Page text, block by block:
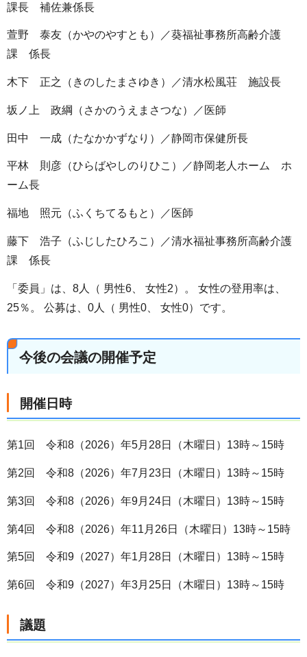
課長 補佐兼係長
萱野 泰友（かやのやすとも）／葵福祉事務所高齢介護
課 係長
木下 正之（きのしたまさゆき）／清水松風荘 施設長
坂ノ上 政綱（さかのうえまさつな）／医師
田中 一成（たなかかずなり）／静岡市保健所長
平林 則彦（ひらばやしのりひこ）／静岡老人ホーム ホ
ーム長
福地 照元（ふくちてるもと）／医師
藤下 浩子（ふじしたひろこ）／清水福祉事務所高齢介護
課 係長
「委員」は、8人（ 男性6、 女性2）。 女性の登用率は、
25％。 公募は、0人（ 男性0、 女性0）です。
今後の会議の開催予定
開催日時
第1回 令和8（2026）年5月28日（木曜日）13時～15時
第2回 令和8（2026）年7月23日（木曜日）13時～15時
第3回 令和8（2026）年9月24日（木曜日）13時～15時
第4回 令和8（2026）年11月26日（木曜日）13時～15時
第5回 令和9（2027）年1月28日（木曜日）13時～15時
第6回 令和9（2027）年3月25日（木曜日）13時～15時
議題